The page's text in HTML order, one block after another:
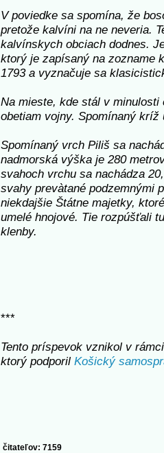
V poviedke sa spomína, že
pretože kalvíni na ne neveria.
kalvínskych obciach dodnes.
ktorý je zapísaný na zozname
1793 a vyznačuje sa
Na mieste, kde stál v
obetiam vojny. Spomínaný kríž
Spomínaný vrch Piliš sa
nadmorská výška je 280
svahoch vrchu sa nachádza
svahy prevàtané podzemnými
niekdajšie Štátne majetky,
umelé hnojové. Tie rozpúšťali
klenby.
***
Tento príspevok vznikol v
ktorý podporil Košický
čitateľov: 7159